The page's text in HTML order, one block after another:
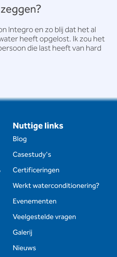
lntegro en zo blij dat het al
heeft opgelost. Ik zou het
die last heeft van hard
Nuttige links
Blog
Casestudy's
Certificeringen
Werkt waterconditionering?
Evenementen
Veelgestelde vragen
Galerij
Nieuws